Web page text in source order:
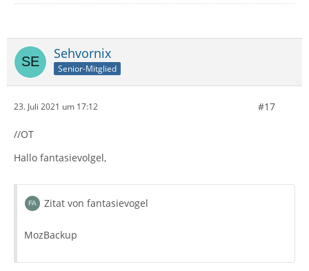
Sehvornix
Senior-Mitglied
23. Juli 2021 um 17:12 #17
//OT
Hallo fantasievolgel,
Zitat von fantasievogel
MozBackup